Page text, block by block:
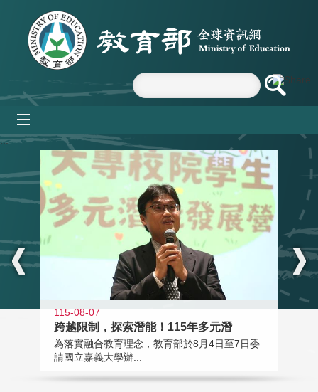
跳到主要內容區塊
:::
115-08-07
跨越限制，探索潛能！115年多元潛
為落實融合教育理念，教育部於8月4日至7日委
請國立嘉義大學辦...